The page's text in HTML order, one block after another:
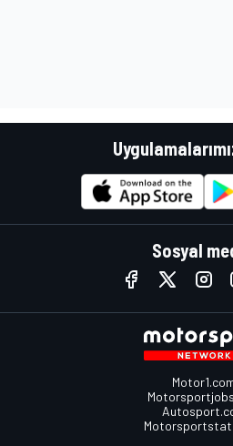
Sosyal